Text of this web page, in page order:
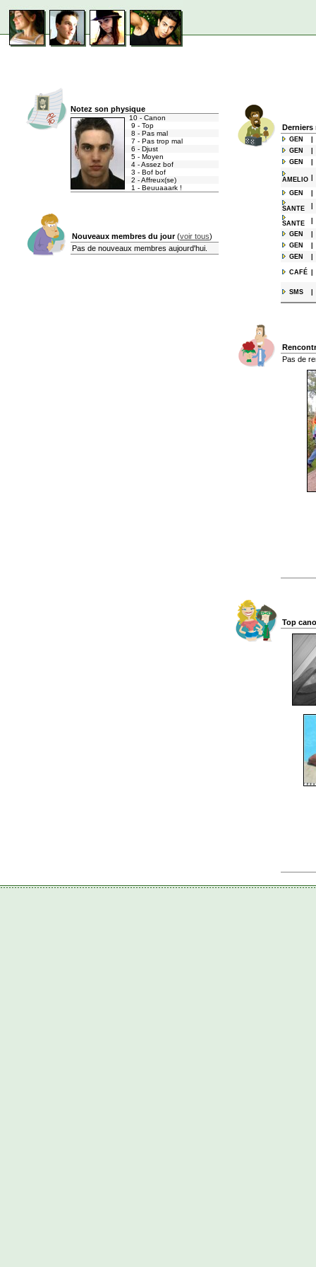
Notez son physique
10 - Canon
9 - Top
8 - Pas mal
7 - Pas trop mal
6 - Djust
5 - Moyen
4 - Assez bof
3 - Bof bof
2 - Affreux(se)
1 - Beuuaaark !
Nouveaux membres du jour(voir tous)
Pas de nouveaux membres aujourd'hui.
Derniers
GEN
GEN
GEN
AMELIO
GEN
SANTE
SANTE
GEN
GEN
GEN
CAFÉ
SMS
Pas de
Top